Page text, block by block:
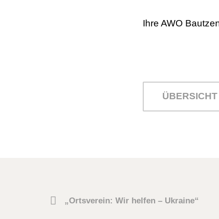
Ihre AWO
ÜBERSICHT
„Ortsverein: Wir helfen – Ukraine“